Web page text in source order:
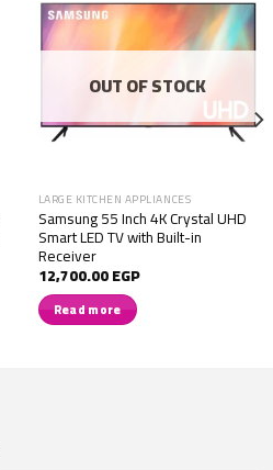
OUT OF STOCK
LARGE KITCHEN APPLIANCES
Samsung 55 Inch 4K Crystal UHD
Smart LED TV with Built-in
Receiver
12,700.00EGP
Read more